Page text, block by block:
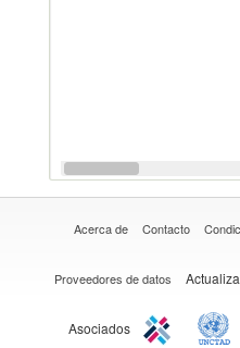
Acerca de Contacto
Proveedores de datos
Asociados